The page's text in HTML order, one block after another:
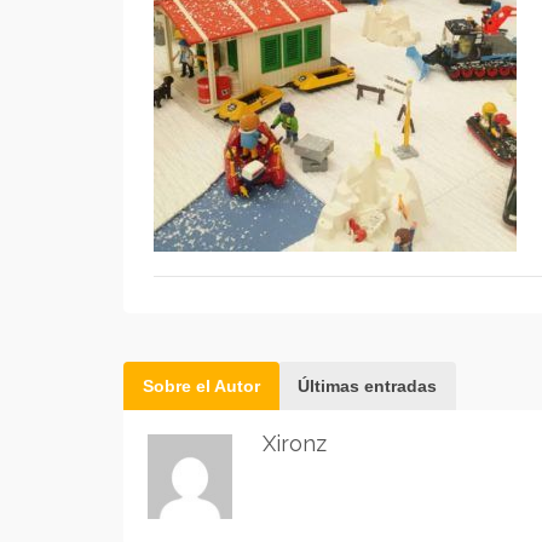
Sobre el Autor Últimas entradas
Xironz